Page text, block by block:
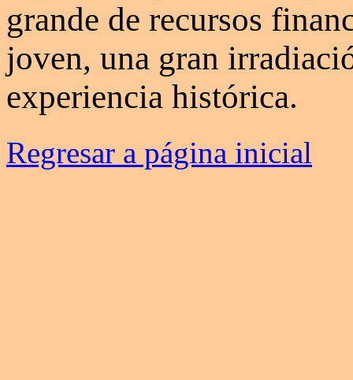
grande de recursos
joven, una gran
experiencia histórica.
Regresar a página inicial